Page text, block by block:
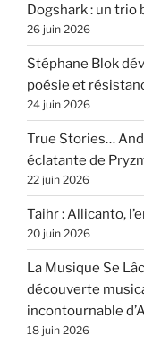
Dogshark : un
26 juin 2026
Stéphane Blok
poésie et
24 juin 2026
True Stories…
éclatante de
22 juin 2026
Taihr : Allicanto,
20 juin 2026
La Musique Se
découverte
incontournable
18 juin 2026